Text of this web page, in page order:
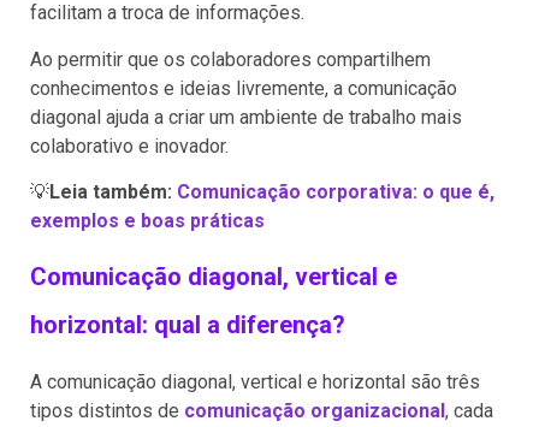
facilitam a troca de informações.
Ao permitir que os colaboradores compartilhem
conhecimentos e ideias livremente, a comunicação
diagonal ajuda a criar um ambiente de trabalho mais
colaborativo e inovador.
💡Leia também: Comunicação corporativa: o que é,
exemplos e boas práticas
Comunicação diagonal, vertical e
horizontal: qual a diferença?
A comunicação diagonal, vertical e horizontal são três
tipos distintos de comunicação organizacional , cada